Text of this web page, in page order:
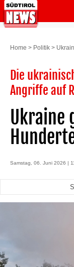
Home > Politik >
Die
Angriffe auf
Ukraine
Samstag, 06. Juni 2026 |